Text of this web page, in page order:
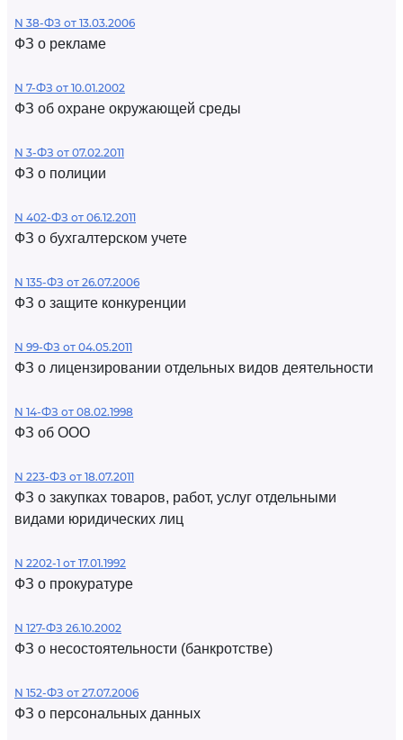
N 38-ФЗ от 13.03.2006
ФЗ о рекламе
N 7-ФЗ от 10.01.2002
ФЗ об охране окружающей среды
N 3-ФЗ от 07.02.2011
ФЗ о полиции
N 402-ФЗ от 06.12.2011
ФЗ о бухгалтерском учете
N 135-ФЗ от 26.07.2006
ФЗ о защите конкуренции
N 99-ФЗ от 04.05.2011
ФЗ о лицензировании отдельных видов деятельности
N 14-ФЗ от 08.02.1998
ФЗ об ООО
N 223-ФЗ от 18.07.2011
ФЗ о закупках товаров, работ, услуг отдельными
видами юридических лиц
N 2202-1 от 17.01.1992
ФЗ о прокуратуре
N 127-ФЗ 26.10.2002
ФЗ о несостоятельности (банкротстве)
N 152-ФЗ от 27.07.2006
ФЗ о персональных данных